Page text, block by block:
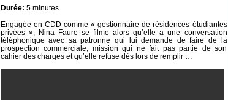
Durée: 5 minutes
Engagée en CDD comme « gestionnaire de résidences étudiantes
privées », Nina Faure se filme alors qu’elle a une conversation
téléphonique avec sa patronne qui lui demande de faire de la
prospection commerciale, mission qui ne fait pas partie de son
cahier des charges et qu’elle refuse dès lors de remplir …